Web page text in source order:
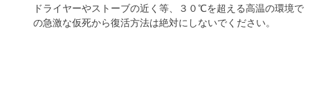
ドライヤーやストーブの近く等、３０℃を超える高温の環境で
の急激な仮死から復活方法は絶対にしないでください。